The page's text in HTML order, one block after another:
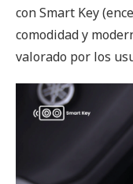
con Smart Key
comodidad y
valorado por los